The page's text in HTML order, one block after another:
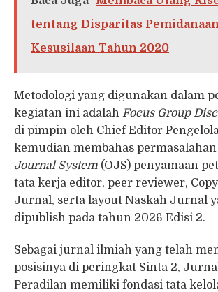
tentang Disparitas
Kesusilaan Tahun 2020
Metodologi yang digunakan dalam
kegiatan ini adalah Focus Group
di pimpin oleh Chief Editor
kemudian membahas
Journal System (OJS) penyamaan
tata kerja editor, peer reviewer,
Jurnal, serta layout Naskah Jurnal
dipublish pada tahun 2026 Edisi 2.
Sebagai jurnal ilmiah yang telah
posisinya di peringkat Sinta 2,
Peradilan memiliki fondasi tata